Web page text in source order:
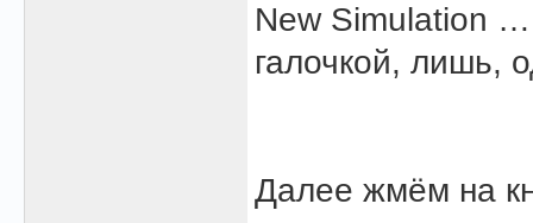
New Simulation …
галочкой, лишь,
Далее жмём на